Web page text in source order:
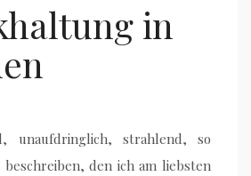
in
unaufdringlich, strahlend, so
den ich am liebsten